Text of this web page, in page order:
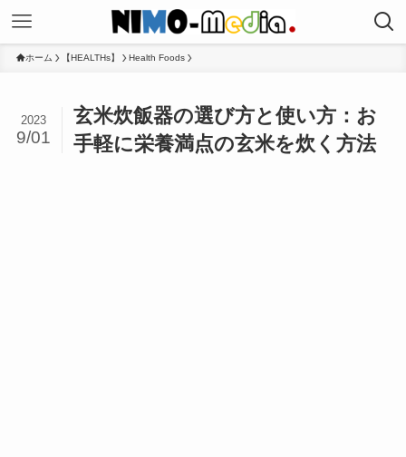
ホーム 【HEALTHs】 Health Foods
玄米炊飯器の選び方と使い方：お
手軽に栄養満点の玄米を炊く方法
2023
9/01